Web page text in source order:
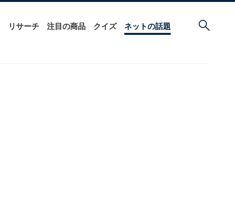
リサーチ 注目の商品 クイズ ネットの話題